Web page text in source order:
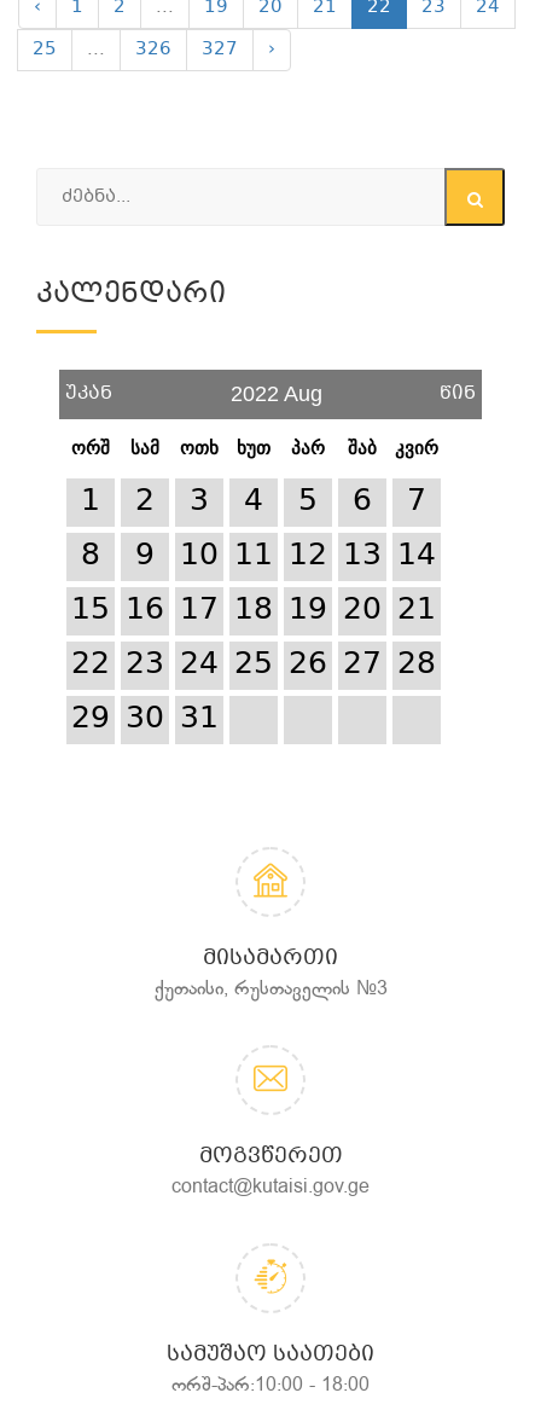
‹ 1 2 ... 19 20 21 22 23
24
25
... 326 327 ›
Კალენდარი
უკან 2022 Aug წინ
ორშ სამ ოთხ ხუთ პარ შაბ კვირ
1 2 3 4 5 6
7
8
9 10 11 12 13 14
15 16 17 18 19 20 21
22 23 24 25 26 27 28
29 30 31
ᲛᲘᲡᲐᲛᲐᲠᲗᲘ
ქუთაისი, რუსთაველის №3
ᲛᲝᲒᲕᲬᲔᲠᲔᲗ
contact@kutaisi.gov.ge
ᲡᲐᲛᲣᲨᲐᲝ ᲡᲐᲐᲗᲔᲑᲘ
ორშ-პარ:10:00 - 18:00